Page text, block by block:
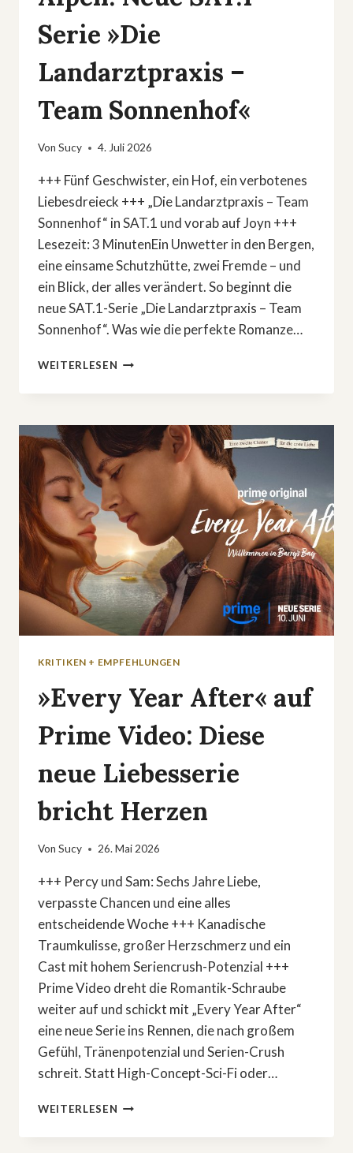
Serie »Die
Landarztpraxis –
Team Sonnenhof«
Von Sucy 4. Juli 2026
+++ Fünf Geschwister, ein Hof, ein verbotenes
Liebesdreieck +++ „Die Landarztpraxis – Team
Sonnenhof“ in SAT.1 und vorab auf Joyn +++
Lesezeit: 3 MinutenEin Unwetter in den Bergen,
eine einsame Schutzhütte, zwei Fremde – und
ein Blick, der alles verändert. So beginnt die
neue SAT.1-Serie „Die Landarztpraxis – Team
Sonnenhof“. Was wie die perfekte Romanze…
WEITERLESEN VERBOTENE
IN
ALPEN:
NEUE
SAT.1-
SERIE
LANDARZTPRAXIS
–
TEAM
SONNENHOF«
KRITIKEN + EMPFEHLUNGEN
»Every Year After« auf
Prime Video: Diese
neue Liebesserie
bricht Herzen
Von Sucy 26. Mai 2026
+++ Percy und Sam: Sechs Jahre Liebe,
verpasste Chancen und eine alles
entscheidende Woche +++ Kanadische
Traumkulisse, großer Herzschmerz und ein
Cast mit hohem Seriencrush-Potenzial +++
Prime Video dreht die Romantik-Schraube
weiter auf und schickt mit „Every Year After“
eine neue Serie ins Rennen, die nach großem
Gefühl, Tränenpotenzial und Serien-Crush
schreit. Statt High-Concept-Sci-Fi oder…
WEITERLESEN »EVERY
AFTER«